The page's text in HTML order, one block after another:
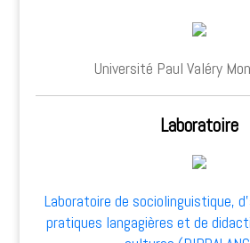
Université Paul Valéry
Laboratoire
Laboratoire de sociolinguistique,
pratiques langagières et de